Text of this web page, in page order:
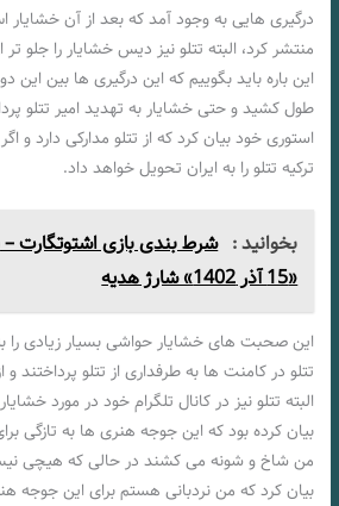
درگیری هایی به وجود آمد که بعد از آن خشایار
منتشر کرد، البته تتلو نیز دیس خشایار را جلو تر
این باره باید بگوییم که این درگیری ها بین این
طول کشید و حتی خشایار به تهدید امیر تتلو
استوری خود بیان کرد که از تتلو مدارکی دارد و
ترکیه تتلو را به ایران تحویل خواهد داد.
بخوانید : شرط بندی بازی اشتوتگارت –
«15 آذر 1402» شارژ هدیه
این صحبت‌ های خشایار حواشی بسیار زیادی را
تتلو در کامنت ها به طرفداری از تتلو پرداختند و
البته تتلو نیز در کانال تلگرام خود در مورد
بیان کرده بود که این جوجه هنری ها به تازگی
من شاخ و شونه می کشند در حالی که هیچی
بیان کرد که من نردبانی هستم برای این جوجه